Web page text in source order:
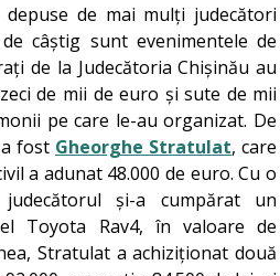
de mai mulți judecători
câștig sunt evenimentele de
de la Judecătoria Chișinău au
de mii de euro și sute de mii
pe care le-au organizat. De
fost Gheorghe Stratulat, care
a adunat 48.000 de euro. Cu o
și-a cumpărat un
Toyota Rav4, în valoare de
Stratulat a achiziționat două